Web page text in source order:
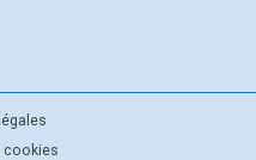
cookies